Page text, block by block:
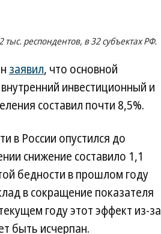
респондентов, в 32 субъектах РФ.
заявил, что основной
инвестиционный и
составил почти 8,5%.
в России опустился до
снижение составило 1,1
бедности в прошлом году
в сокращение показателя
году этот эффект из-за
быть исчерпан.